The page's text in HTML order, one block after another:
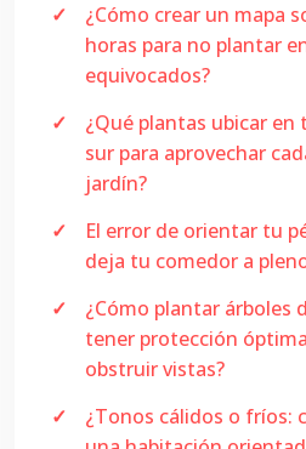
¿Cómo crear un mapa
horas para no plantar
equivocados?
¿Qué plantas ubicar
sur para aprovechar
jardín?
El error de orientar tu
deja tu comedor a
¿Cómo plantar árboles
tener protección
obstruir vistas?
¿Tonos cálidos o fríos: